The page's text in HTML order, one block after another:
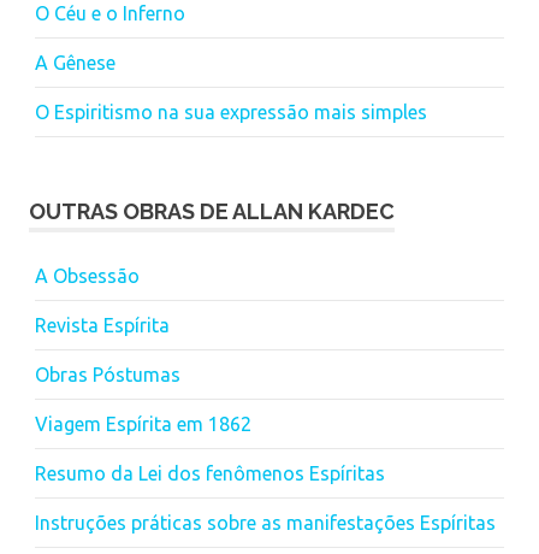
O Céu e o Inferno
A Gênese
O Espiritismo na sua expressão mais simples
OUTRAS OBRAS DE ALLAN KARDEC
A Obsessão
Revista Espírita
Obras Póstumas
Viagem Espírita em 1862
Resumo da Lei dos fenômenos Espíritas
Instruções práticas sobre as manifestações Espíritas